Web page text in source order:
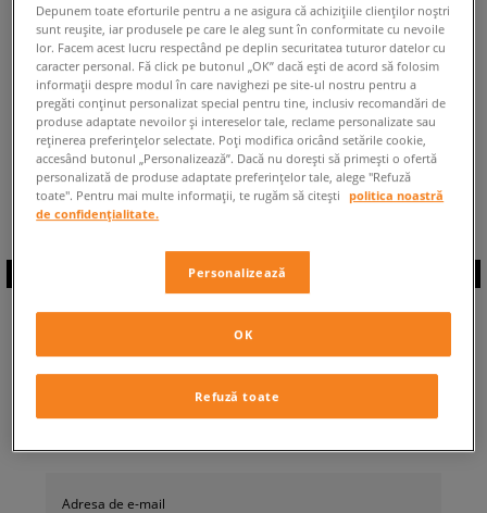
ÎNAPOI LA MAGAZIN
◾️ Sunt0produse din categoria
Converse Run Star Trainer◾️
ABONEAZĂ-TE LA
NEWSLETTER
Adresa de e-mail
Depunem toate eforturile pentru a ne asigura că achizițiile clienților noștri
sunt reușite, iar produsele pe care le aleg sunt în conformitate cu nevoile
lor. Facem acest lucru respectând pe deplin securitatea tuturor datelor cu
caracter personal. Fă click pe butonul „OK” dacă ești de acord să folosim
informații despre modul în care navighezi pe site-ul nostru pentru a
pregăti conținut personalizat special pentru tine, inclusiv recomandări de
produse adaptate nevoilor și intereselor tale, reclame personalizate sau
reținerea preferințelor selectate. Poți modifica oricând setările cookie,
accesând butonul „Personalizează”. Dacă nu dorești să primești o ofertă
personalizată de produse adaptate preferințelor tale, alege "Refuză
toate". Pentru mai multe informații, te rugăm să citești
politica noastră
de confidențialitate.
Personalizează
Refuză toate
OK